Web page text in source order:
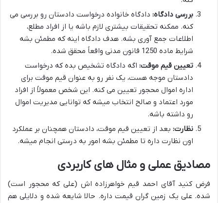
بررسی دادگاه: دادگاه خانواده درخواست دادستان رو بررسی می
کنه. ممکنه تحقیقات بیشتری لازم باشه یا از افراد مطلع،
اطلاعات جمع آوری بشه. هدف دادگاه اینه که مطمئن بشه
شرایط ماده 1250 قانون مدنی واقعاً محقق شده.
تعیین قیم موقت: اگه دادگاه تشخیص بده که درخواست
دادستان موجه هست، یک نفر رو به عنوان قیم موقت برای
اداره اموال محجور تعیین می کنه. این شخص معمولاً از افراد
مورد اعتماد و صالح انتخاب میشه که توانایی مدیریت اموال
رو داشته باشه.
نظارت: بعد از تعیین قیم موقت، دادستان همچنان بر عملکرد
اون نظارت داره تا مطمئن بشه امور به درستی انجام میشه.
مصادیق عملی و مثال های کاربردی
فرض کنید آقای احمد قیم خواهرزاده اش (علی که محجور است)
شده. علی یک زمین گران قیمت داره. حالا شایعه شده و دلایلی هم